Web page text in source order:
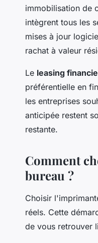
immobilisation de
intègrent tous les
mises à jour
rachat à valeur
Le leasing
préférentielle en
les entreprises
anticipée restent
restante.
Comment
bureau ?
Choisir
réels. Cette
de vous retrouver